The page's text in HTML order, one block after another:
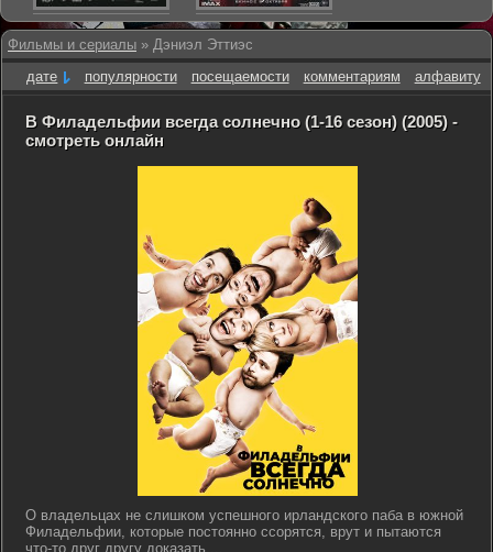
Фильмы и сериалы » Дэниэл Эттиэс
дате
популярности посещаемости комментариям алфавиту
В Филадельфии всегда солнечно (1-16 сезон) (2005) -
смотреть онлайн
О владельцах не слишком успешного ирландского паба в южной
Филадельфии, которые постоянно ссорятся, врут и пытаются
что-то друг другу доказать....